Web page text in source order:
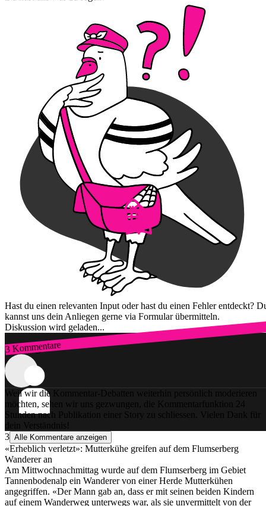
Hast du einen relevanten Input oder hast du einen Fehler entdeckt?
kannst uns dein Anliegen gerne via Formular übermitteln.
Diskussion wird geladen...
3 Kommentare
Zum Login
Weil wir die Kommentar-Debatten weiterhin persönlich moderieren
möchten, sehen wir uns gezwungen, die Kommentarfunktion 24
Stunden nach Publikation einer Story zu schliessen. Vielen Dank für
dein Verständnis!
3 Alle Kommentare anzeigen
«Erheblich verletzt»: Mutterkühe greifen auf dem Flumserberg
Wanderer an
Am Mittwochnachmittag wurde auf dem Flumserberg im Gebiet
Tannenbodenalp ein Wanderer von einer Herde Mutterkühen
angegriffen. «Der Mann gab an, dass er mit seinen beiden Kindern
auf einem Wanderweg unterwegs war, als sie unvermittelt von der